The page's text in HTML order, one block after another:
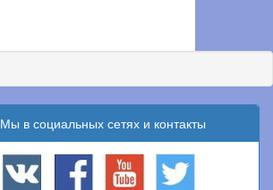
Мы в социальных сетях и контакты